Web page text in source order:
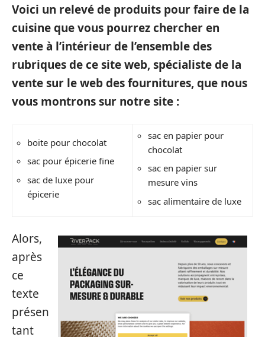
Voici un relevé de produits pour faire de la
cuisine que vous pourrez chercher en
vente à l’intérieur de l’ensemble des
rubriques de ce site web, spécialiste de la
vente sur le web des fournitures, que nous
vous montrons sur notre site :
boite pour chocolat
sac pour épicerie fine
sac de luxe pour
épicerie
sac en papier pour
chocolat
sac en papier sur
mesure vins
sac alimentaire de luxe
Alors,
après
ce
texte
présen
tant